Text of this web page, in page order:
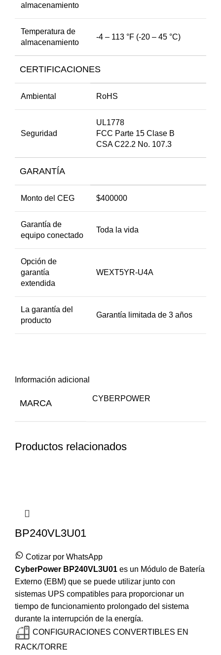
almacenamiento
Temperatura de
almacenamiento
-4 – 113 °F (-20 – 45 °C)
CERTIFICACIONES
Ambiental RoHS
Seguridad
UL1778
FCC Parte 15 Clase B
CSA C22.2 No. 107.3
GARANTÍA
Monto del CEG $400000
Garantía de
equipo conectado
Toda la vida
Opción de
garantía
extendida
WEXT5YR-U4A
La garantía del
producto
Garantía limitada de 3 años
Información adicional
MARCA CYBERPOWER
Productos relacionados
BP240VL3U01
Cotizar por WhatsApp
CyberPower BP240VL3U01 es un Módulo de Batería
Externo (EBM) que se puede utilizar junto con
sistemas UPS compatibles para proporcionar un
tiempo de funcionamiento prolongado del sistema
durante la interrupción de la energía.
CONFIGURACIONES CONVERTIBLES EN
RACK/TORRE